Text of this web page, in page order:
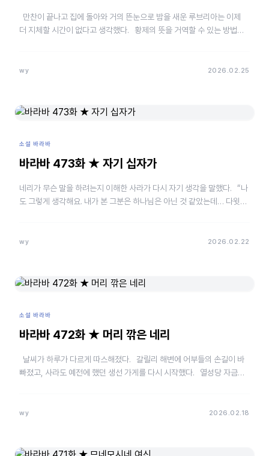
만찬이 끝나고 집에 돌아와 거의 뜬눈으로 밤을 새운 루브리아는 이제
더 지체할 시간이 없다고 생각했다. 황제의 뜻을 거역할 수 있는 방법은
wy 2026.02.25
소설 바라바
바라바 473화 ★ 자기 십자가
네리가 무슨 말을 하려는지 이해한 사라가 다시 자기 생각을 말했다. “나
도 그렇게 생각해요. 내가 본 그분은 하나님은 아닌 것 같았는데… 다윗
wy 2026.02.22
소설 바라바
바라바 472화 ★ 머리 깎은 네리
날씨가 하루가 다르게 따스해졌다. 갈릴리 해변에 어부들의 손길이 바
빠졌고, 사라도 예전에 했던 생선 가게를 다시 시작했다. 열성당 자금만
wy 2026.02.18